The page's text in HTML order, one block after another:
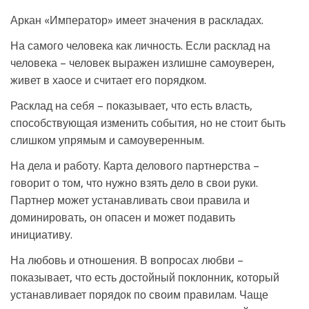
Аркан «Император» имеет значения в раскладах.
На самого человека как личность. Если расклад на
человека – человек выражен излишне самоуверен,
живет в хаосе и считает его порядком.
Расклад на себя – показывает, что есть власть,
способствующая изменить события, но не стоит быть
слишком упрямым и самоуверенным.
На дела и работу. Карта делового партнерства –
говорит о том, что нужно взять дело в свои руки.
Партнер может устанавливать свои правила и
доминировать, он опасен и может подавить
инициативу.
На любовь и отношения. В вопросах любви –
показывает, что есть достойный поклонник, который
устанавливает порядок по своим правилам. Чаще